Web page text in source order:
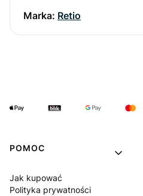
Marka: Retio
POMOC
Jak kupować
Polityka prywatności